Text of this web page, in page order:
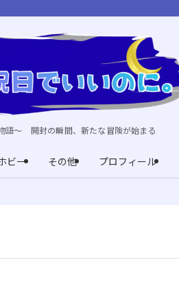
語～ 開封の瞬間、新たな冒険が始まる
ビー その他 プロフィール